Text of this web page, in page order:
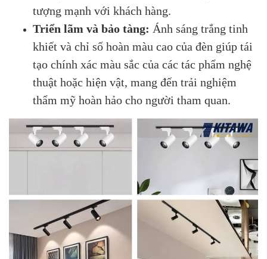
tượng mạnh với khách hàng.
Triển lãm và bảo tàng: Ánh sáng trắng tinh
khiết và chỉ số hoàn màu cao của đèn giúp tái
tạo chính xác màu sắc của các tác phẩm nghệ
thuật hoặc hiện vật, mang đến trải nghiệm
thẩm mỹ hoàn hảo cho người tham quan.